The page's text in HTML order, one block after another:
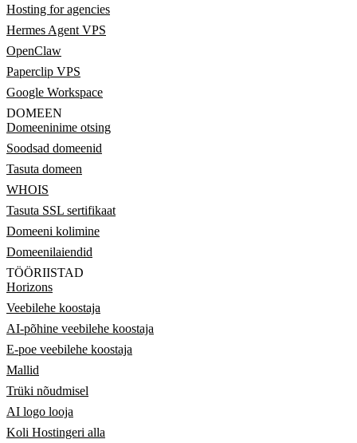
Hosting for agencies
Hermes Agent VPS
OpenClaw
Paperclip VPS
Google Workspace
DOMEEN
Domeeninime otsing
Soodsad domeenid
Tasuta domeen
WHOIS
Tasuta SSL sertifikaat
Domeeni kolimine
Domeenilaiendid
TÖÖRIISTAD
Horizons
Veebilehe koostaja
AI-põhine veebilehe koostaja
E-poe veebilehe koostaja
Mallid
Trüki nõudmisel
AI logo looja
Koli Hostingeri alla